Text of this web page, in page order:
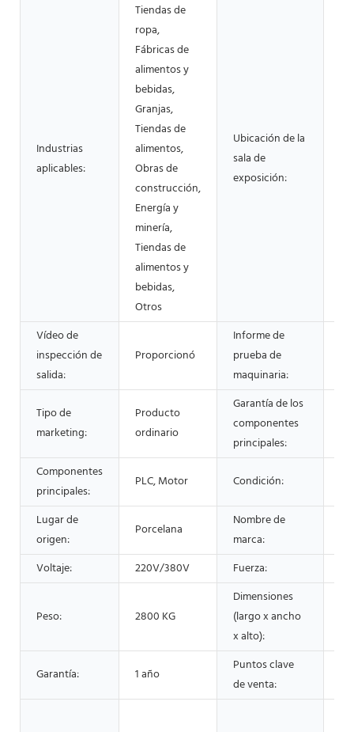
Industrias
aplicables:
Tiendas de
ropa,
Fábricas de
alimentos y
bebidas,
Granjas,
Tiendas de
alimentos,
Obras de
construcción,
Energía y
minería,
Tiendas de
alimentos y
bebidas,
Otros
Ubicación de la
sala de
exposición:
Vídeo de
inspección de
salida:
Proporcionó
Informe de
prueba de
maquinaria:
Tipo de
marketing:
Producto
ordinario
Garantía de los
componentes
principales:
Componentes
principales:
PLC, Motor Condición:
Lugar de
origen:
Porcelana
Nombre de
marca:
Voltaje:
220V/380V Fuerza:
Peso: 2800 KG
Dimensiones
(largo x ancho
x alto):
Garantía: 1 año
Puntos clave
de venta: